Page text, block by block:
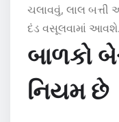
ચલાવવું, લાલ બત્તી
દંડ વસૂલવામાં આવશે.
બાળકો
નિયમ છે